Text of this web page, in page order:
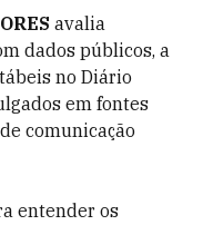
avalia
dados públicos, a
no Diário
em fontes
comunicação
entender os